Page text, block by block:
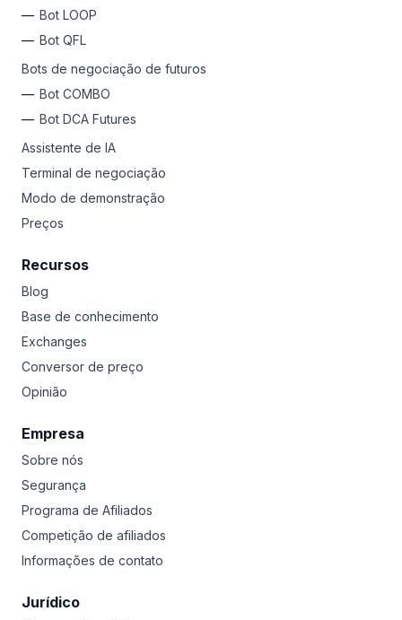
Bot LOOP
Bot QFL
Bots de negociação de futuros
Bot COMBO
Bot DCA Futures
Assistente de IA
Terminal de negociação
Modo de demonstração
Preços
Recursos
Blog
Base de conhecimento
Exchanges
Conversor de preço
Opinião
Empresa
Sobre nós
Segurança
Programa de Afiliados
Competição de afiliados
Informações de contato
Jurídico